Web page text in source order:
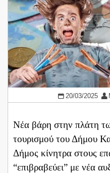
20/03/2025
Νέα βάρη στην πλάτη
τουρισμού του Δήμου
Δήμος κίνητρα στους
“επιβραβεύει” με νέα